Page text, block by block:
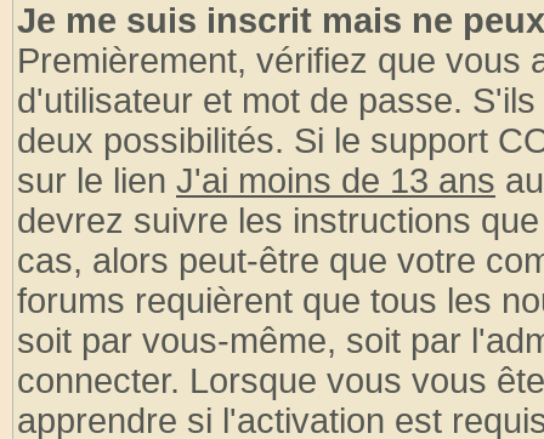
Je me suis inscrit mais ne
Premièrement, vérifiez que vous
d'utilisateur et mot de passe.
deux possibilités. Si le support
sur le lien J'ai moins de 13 ans
devrez suivre les instructions
cas, alors peut-être que votre
forums requièrent que tous les
soit par vous-même, soit par
connecter. Lorsque vous vous
apprendre si l'activation est